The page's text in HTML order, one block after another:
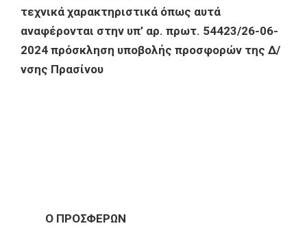
τεχνικά χαρακτηριστικά όπως αυτά
αναφέρονται στην υπ’ αρ. πρωτ. 54423/26-06-
2024 πρόσκληση υποβολής προσφορών της Δ/
νσης Πρασίνου
Ο ΠΡΟΣΦΕΡΩΝ